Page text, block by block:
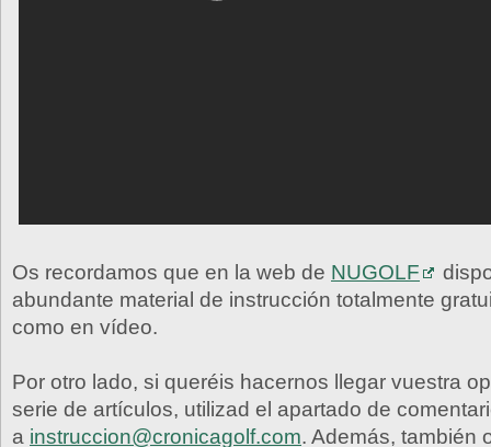
Os recordamos que en la web de NUGOLF
abundante material de instrucción totalmente
como en vídeo.
Por otro lado, si queréis hacernos llegar vuestra
serie de artículos, utilizad el apartado de
a instruccion@cronicagolf.com. Además, también